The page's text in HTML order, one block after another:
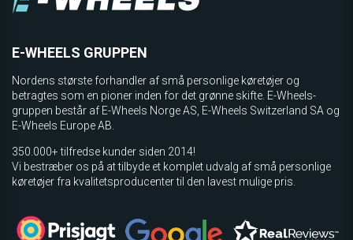
E-WHEELS GRUPPEN
Nordens største forhandler af små personlige køretøjer og
betragtes som en pioner inden for det grønne skifte. E-Wheels-
gruppen består af E-Wheels Norge AS, E­-Wheels Switzerland SA og
E-Wheels Europe AB.
350.000+ tilfredse kunder siden 2014!
Vi bestræber os på at tilbyde et komplet udvalg af små personlige
køretøjer fra kvalitetsproducenter til den lavest mulige pris.